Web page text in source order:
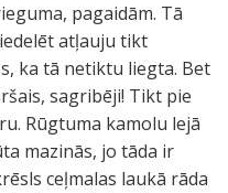
pagaidām. Tā
atļauju tikt
ka tā netiktu liegta. Bet
sagribēji! Tikt pie
Rūgtuma kamolu lejā
mazinās, jo tāda ir
ceļmalas laukā rāda